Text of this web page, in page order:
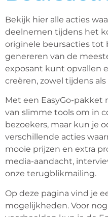
Bekijk hier alle acties
deelnemen tijdens het
originele beursacties tot
genereren van de
exposant kunt opvallen
creëren, zowel tijdens
Met een EasyGo-pakket
van slimme tools om in
bezoekers, maar kun je
verschillende acties
mooie prijzen en extra
media-aandacht,
onze terugblikmailing.
Op deze pagina vind je
mogelijkheden. Voor